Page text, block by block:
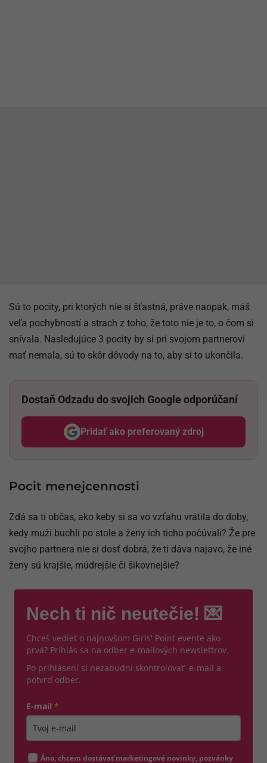
Sú to pocity, pri ktorých nie si šťastná, práve naopak, máš
veľa pochybností a strach z toho, že toto nie je to, o čom si
snívala. Nasledujúce 3 pocity by si pri svojom partnerovi
mať nemala, sú to skôr dôvody na to, aby si to ukončila.
Dostaň Odzadu do svojich Google odporúčaní
Pridať ako preferovaný zdroj
Odzadu, odkaz sa otvorí v
Pocit menejcennosti
Zdá sa ti občas, ako keby si sa vo vzťahu vrátila do doby,
kedy muži buchli po stole a ženy ich ticho počúvali? Že pre
svojho partnera nie si dosť dobrá, že ti dáva najavo, že iné
ženy sú krajšie, múdrejšie či šikovnejšie?
Nech ti nič neutečie! 💌
Chceš vedieť o najnovšom Girls' Point evente ako
prvá? Prihlás sa na odber e-mailových newslettrov.
Po prihlásení si nezabudni skontrolovať e-mail a
potvrď odber.
E-mail *
Áno, chcem dostávať marketingové novinky, pozvánky